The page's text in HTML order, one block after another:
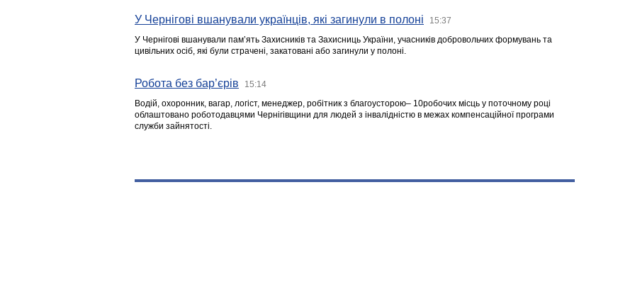
У Чернігові вшанували українців, які загинули в полоні 15:37
У Чернігові вшанували пам’ять Захисників та Захисниць України, учасників добровольчих формувань та
цивільних осіб, які були страчені, закатовані або загинули у полоні.
Робота без бар’єрів 15:14
Водій, охоронник, вагар, логіст, менеджер, робітник з благоусторою– 10робочих місць у поточному році
облаштовано роботодавцями Чернігівщини для людей з інвалідністю в межах компенсаційної програми
служби зайнятості.